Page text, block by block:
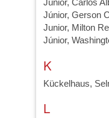
Júnior, Carlos
Júnior, Gerson
Junior, Milton
Júnior,
K
Kückelhaus,
L